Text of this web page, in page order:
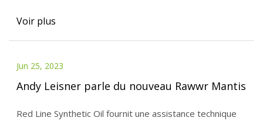
Voir plus
Jun 25, 2023
Andy Leisner parle du nouveau Rawwr Mantis
Red Line Synthetic Oil fournit une assistance technique